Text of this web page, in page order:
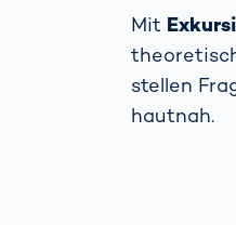
Mit
stellen
hautnah.